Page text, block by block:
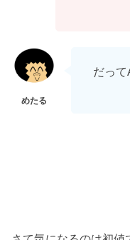
だって